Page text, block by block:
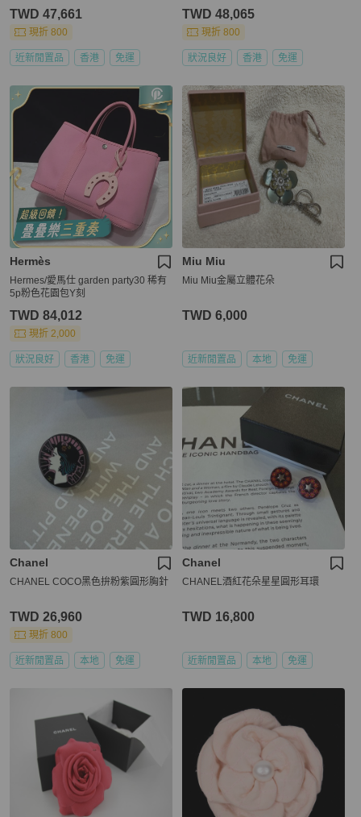
TWD 47,661
現折 800
近新閒置品 香港 免運
TWD 48,065
現折 800
狀況良好 香港 免運
Hermès
Hermes/愛馬仕 garden party30 稀有
5p粉色花園包Y刻
TWD 84,012
現折 2,000
狀況良好 香港 免運
Miu Miu
Miu Miu金屬立體花朵
TWD 6,000
近新閒置品 本地 免運
Chanel
CHANEL COCO黑色拚粉紫圓形胸針
TWD 26,960
現折 800
近新閒置品 本地 免運
Chanel
CHANEL酒紅花朵星星圓形耳環
TWD 16,800
近新閒置品 本地 免運